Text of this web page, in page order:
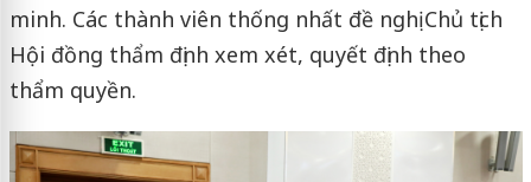
minh. Các thành viên thống nhất đề nghị Chủ tịch
Hội đồng thẩm định xem xét, quyết định theo
thẩm quyền.